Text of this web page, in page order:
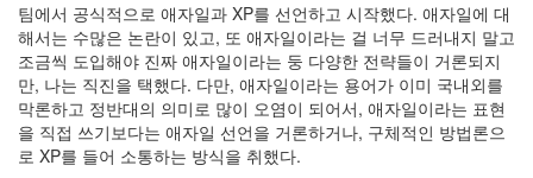
팀에서 공식적으로 애자일과 XP를 선언하고 시작했다. 애자일에 대
해서는 수많은 논란이 있고, 또 애자일이라는 걸 너무 드러내지 말고
조금씩 도입해야 진짜 애자일이라는 둥 다양한 전략들이 거론되지
만, 나는 직진을 택했다. 다만, 애자일이라는 용어가 이미 국내외를
막론하고 정반대의 의미로 많이 오염이 되어서, 애자일이라는 표현
을 직접 쓰기보다는 애자일 선언을 거론하거나, 구체적인 방법론으
로 XP를 들어 소통하는 방식을 취했다.